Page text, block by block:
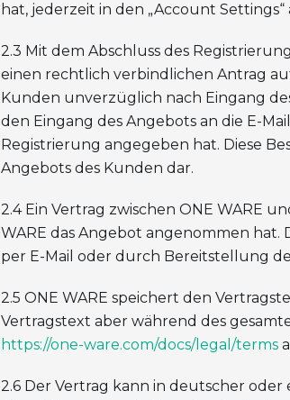
hat, jederzeit in den „Account
2.3 Mit dem Abschluss des
einen rechtlich verbindlichen Antrag
Kunden unverzüglich nach Eingang
den Eingang des Angebots an die E-
Registrierung angegeben hat. Diese
Angebots des Kunden dar.
2.4 Ein Vertrag zwischen ONE WARE
WARE das Angebot angenommen
per E-Mail oder durch Bereitstellung
2.5 ONE WARE speichert den
Vertragstext aber während des
https://one-ware.com/docs/legal/terms
2.6 Der Vertrag kann in deutscher oder